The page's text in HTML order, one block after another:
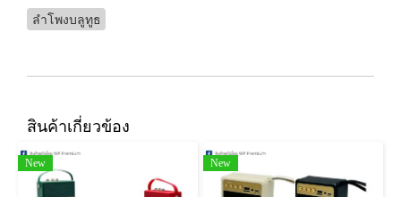
ลำโพงบลูทูธ
สินค้าเกี่ยวข้อง
New New